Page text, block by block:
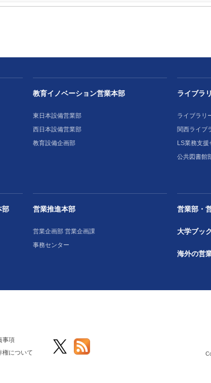
教育イノベーション営業本部
東日本設備営業部
西日本設備営業部
教育設備企画部
ライブラ
ライブラリ
関西ライブ
LS業務支援
公共図書館
部 営業推進本部
営業企画部 営業企画課
事務センター
営業部・
大学ブッ
海外の営
事項
権について